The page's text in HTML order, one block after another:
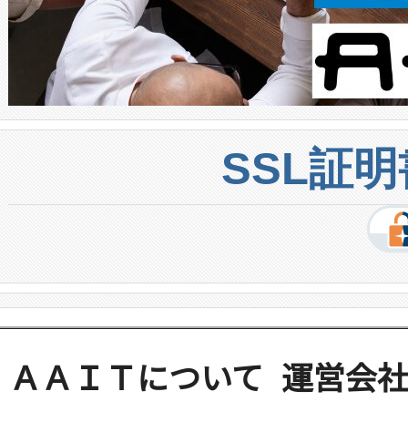
SSL証
ＡＡＩＴについて 運営会社